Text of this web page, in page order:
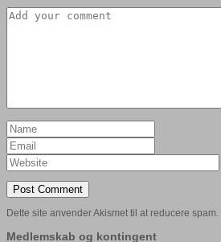
Dette site anvender Akismet til at reducere spam.
Medlemskab og kontingent